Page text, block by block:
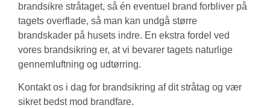
brandsikre stråtaget, så én eventuel brand forbliver på
tagets overflade, så man kan undgå større
brandskader på husets indre. En ekstra fordel ved
vores brandsikring er, at vi bevarer tagets naturlige
gennemluftning og udtørring.
Kontakt os i dag for brandsikring af dit stråtag og vær
sikret bedst mod brandfare.